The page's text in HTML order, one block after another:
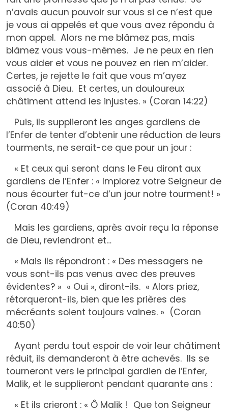
n’avais aucun pouvoir sur vous si ce n’est que
je vous ai appelés et que vous avez répondu à
mon appel. Alors ne me blâmez pas, mais
blâmez vous vous-mêmes. Je ne peux en rien
vous aider et vous ne pouvez en rien m’aider.
Certes, je rejette le fait que vous m’ayez
associé à Dieu. Et certes, un douloureux
châtiment attend les injustes. » (Coran 14:22)
Puis, ils supplieront les anges gardiens de
l’Enfer de tenter d’obtenir une réduction de leurs
tourments, ne serait-ce que pour un jour :
« Et ceux qui seront dans le Feu diront aux
gardiens de l’Enfer : « Implorez votre Seigneur de
nous écourter fut-ce d’un jour notre tourment! »
(Coran 40:49)
Mais les gardiens, après avoir reçu la réponse
de Dieu, reviendront et…
« Mais ils répondront : « Des messagers ne
vous sont-ils pas venus avec des preuves
évidentes? » « Oui », diront-ils. « Alors priez,
rétorqueront-ils, bien que les prières des
mécréants soient toujours vaines. » (Coran
40:50)
Ayant perdu tout espoir de voir leur châtiment
réduit, ils demanderont à être achevés. Ils se
tourneront vers le principal gardien de l’Enfer,
Malik, et le supplieront pendant quarante ans :
« Et ils crieront : « Ô Malik ! Que ton Seigneur